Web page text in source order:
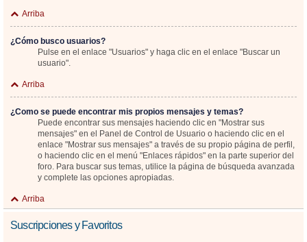
Arriba
¿Cómo busco usuarios?
Pulse en el enlace "Usuarios" y haga clic en el enlace "Buscar un
usuario".
Arriba
¿Como se puede encontrar mis propios mensajes y temas?
Puede encontrar sus mensajes haciendo clic en "Mostrar sus
mensajes" en el Panel de Control de Usuario o haciendo clic en el
enlace "Mostrar sus mensajes" a través de su propio página de perfil,
o haciendo clic en el menú "Enlaces rápidos" en la parte superior del
foro. Para buscar sus temas, utilice la página de búsqueda avanzada
y complete las opciones apropiadas.
Arriba
Suscripciones y Favoritos